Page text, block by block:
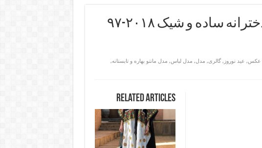
مدل مانتو کوتاه مجلسی دخترانه ساده و شیک ۲۰۱۸-۹۷
عکس, عید نوروز ,گالری, مدل, مدل لباس, مدل مانتو بهاره و تابستانه,
Related Articles